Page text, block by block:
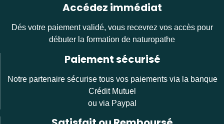
Accédez immédiat
Dés votre paiement validé, vous recevrez vos accès pour
débuter la formation de naturopathe
Paiement sécurisé
Notre partenaire sécurise tous vos paiements via la banque
Crédit Mutuel
ou via Paypal